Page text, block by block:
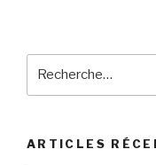
ARTICLES